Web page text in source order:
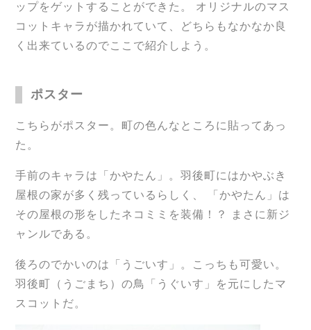
ップをゲットすることができた。 オリジナルのマス
コットキャラが描かれていて、どちらもなかなか良
く出来ているのでここで紹介しよう。
ポスター
こちらがポスター。町の色んなところに貼ってあっ
た。
手前のキャラは「かやたん」。羽後町にはかやぶき
屋根の家が多く残っているらしく、 「かやたん」は
その屋根の形をしたネコミミを装備！？ まさに新ジ
ャンルである。
後ろのでかいのは「うごいす」。こっちも可愛い。
羽後町（うごまち）の鳥「うぐいす」を元にしたマ
スコットだ。